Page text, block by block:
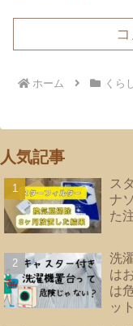
ホーム くら
人気記事
ス
ナ
た
洗
は
は
ッ